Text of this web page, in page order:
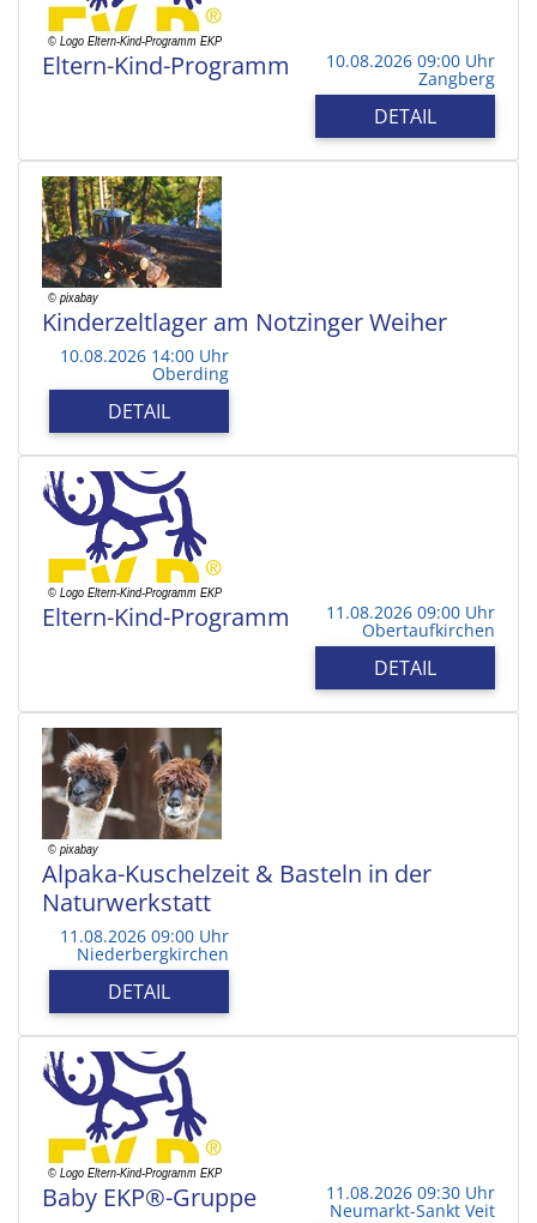
Eltern-Kind-Programm 10.08.2026 09:00 Uhr
Zangberg
DETAIL
Kinderzeltlager am Notzinger Weiher
10.08.2026 14:00 Uhr
Oberding
DETAIL
Eltern-Kind-Programm 11.08.2026 09:00 Uhr
Obertaufkirchen
DETAIL
Alpaka-Kuschelzeit & Basteln in der
Naturwerkstatt
11.08.2026 09:00 Uhr
Niederbergkirchen
DETAIL
Baby EKP®-Gruppe 11.08.2026 09:30 Uhr
Neumarkt-Sankt Veit